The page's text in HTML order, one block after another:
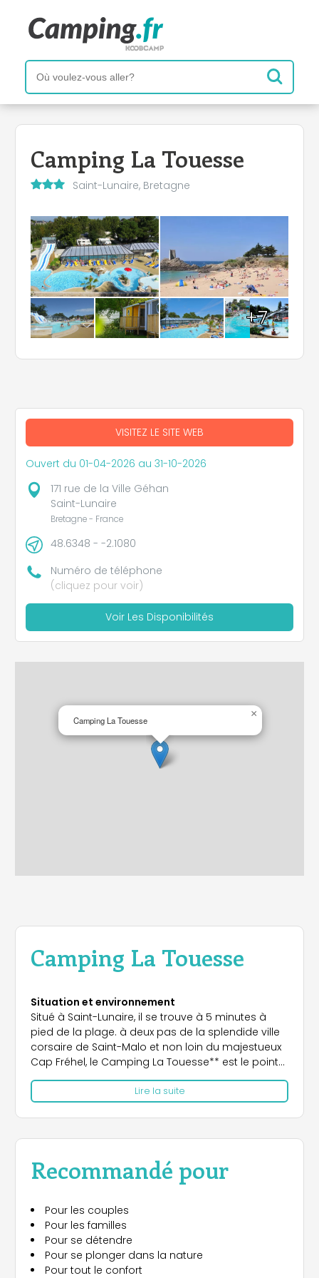
Camping La Touesse
Saint-Lunaire, Bretagne
+7
Camping La Touesse
Situation et environnement
Situé à Saint-Lunaire, il se trouve à 5 minutes à
pied de la plage. à deux pas de la splendide ville
corsaire de Saint-Malo et non loin du majestueux
Cap Fréhel, le Camping La Touesse** est le point
de départ idéal pour des vacances de détente et
de découverte. A seulement 300 mètres de la
plage de La Fourberie, il offre à ses hôtes la
possibilité pour profiter de la côte bretonne dans
toute sa beauté. La position stratégique vous
charmantes villes de la Côte d'Emeraude, comme
Dinard, avec ses élégantes villas, et Dinan, ville
de la nature pourront s'aventurer sur le sentier
côtier GR34, l'un des plus spectaculaire en France,
alors que ceux qui souhaitent s'immerger dans
l'histoire ne peuvent ne manquez pas une visite
au célèbre Mont Saint-Michel ou au suggestif Fort
Lire la suite
Recommandé pour
Pour les couples
Pour les familles
Pour se détendre
Pour se plonger dans la nature
Pour tout le confort
VISITEZ LE SITE WEB
Ouvert du 01-04-2026 au 31-10-2026
171 rue de la Ville Géhan
Saint-Lunaire
Bretagne - France
48.6348 - -2.1080
Numéro de téléphone
(cliquez pour voir)
Voir Les Disponibilités
Camping La Touesse
×